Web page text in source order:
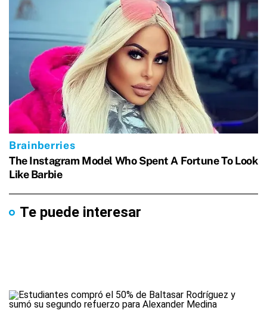
Te puede interesar